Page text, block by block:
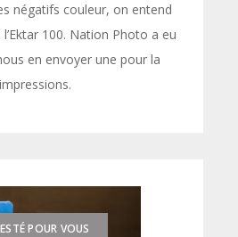
négatifs couleur, on entend
100. Nation Photo a eu
en envoyer une pour la
POUR VOUS